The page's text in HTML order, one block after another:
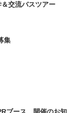
＆交流バスツアー
集